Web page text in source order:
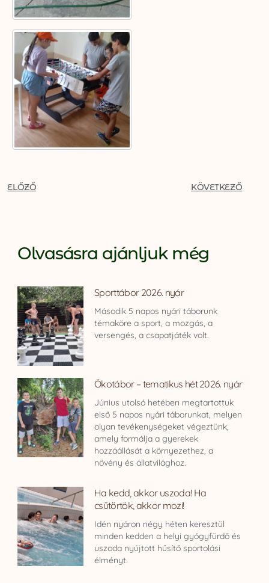
ELŐZŐ KÖVETKEZŐ
Olvasásra ajánljuk még
Sporttábor 2026. nyár
Második 5 napos nyári táborunk
témaköre a sport, a mozgás, a
versengés, a csapatjáték volt.
Ökotábor – tematikus hét 2026. nyár
Június utolsó hetében megtartottuk
első 5 napos nyári táborunkat, melyen
olyan tevékenységeket végeztünk,
amely formálja a gyerekek
hozzáállását a környezethez, a
növény és állatvilághoz.
Ha kedd, akkor uszoda! Ha
csütörtök, akkor mozi!
Idén nyáron négy héten keresztül
minden kedden a helyi gyógyfürdő és
uszoda nyújtott hűsítő sportolási
élményt.